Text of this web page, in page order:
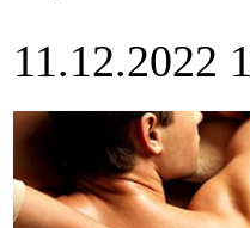
11.12.2022